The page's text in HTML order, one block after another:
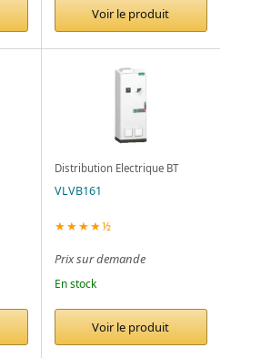
Voir le produit
Distribution Electrique BT
VLVB161
★★★★½
Prix sur demande
En stock
Voir le produit